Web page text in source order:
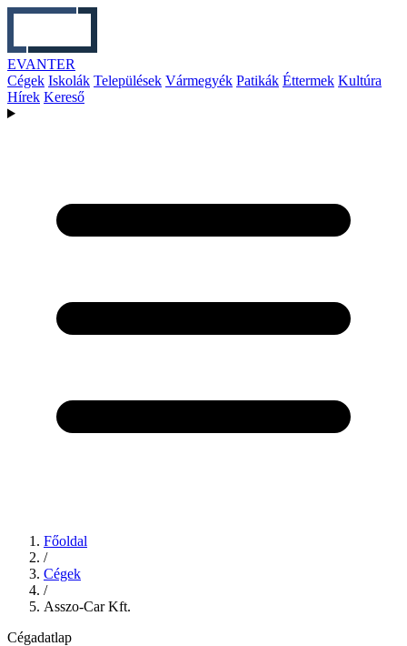
EVANTER
Cégek Iskolák Települések Vármegyék Patikák Éttermek Kultúra
Hírek Kereső
Főoldal
/
Cégek
/
Asszo-Car Kft.
Cégadatlap